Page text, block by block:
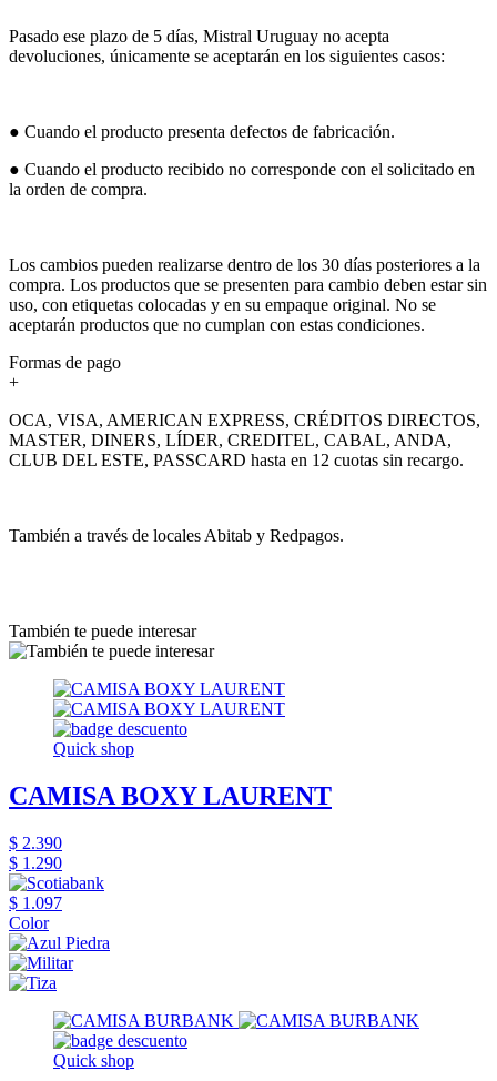
Pasado ese plazo de 5 días, Mistral Uruguay no acepta
devoluciones, únicamente se aceptarán en los siguientes casos:
● Cuando el producto presenta defectos de fabricación.
● Cuando el producto recibido no corresponde con el solicitado en
la orden de compra.
Los cambios pueden realizarse dentro de los 30 días posteriores a la
compra. Los productos que se presenten para cambio deben estar sin
uso, con etiquetas colocadas y en su empaque original. No se
aceptarán productos que no cumplan con estas condiciones.
Formas de pago
+
OCA, VISA, AMERICAN EXPRESS, CRÉDITOS DIRECTOS,
MASTER, DINERS, LÍDER, CREDITEL, CABAL, ANDA,
CLUB DEL ESTE, PASSCARD hasta en 12 cuotas sin recargo.
También a través de locales Abitab y Redpagos.
También te puede interesar
Quick shop
CAMISA BOXY LAURENT
$ 2.390
$ 1.290
$ 1.097
Color
Quick shop